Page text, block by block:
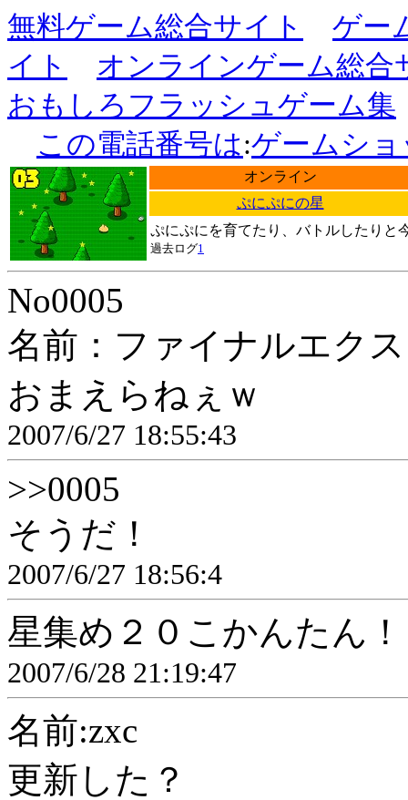
無料ゲーム総合サイト
ゲー
イト
オンラインゲーム総合
おもしろフラッシュゲーム集
この電話番号は:ゲームショ
オンライン
ぷにぷにの星
ぷにぷにを育てたり、バトルしたりと
過去ログ1
No0005
名前：ファイナルエク
おまえらねぇｗ
2007/6/27 18:55:43
>>0005
そうだ！
2007/6/27 18:56:4
星集め２０こかんたん！
2007/6/28 21:19:47
名前:zxc
更新した？